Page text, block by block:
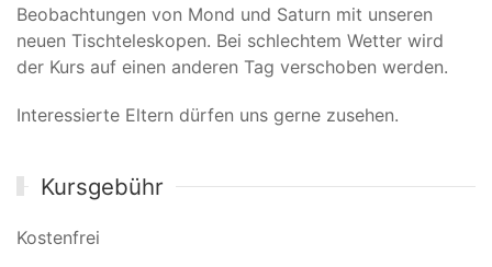
Beobachtungen von Mond und Saturn mit unseren
neuen Tischteleskopen. Bei schlechtem Wetter wird
der Kurs auf einen anderen Tag verschoben werden.
Interessierte Eltern dürfen uns gerne zusehen.
Kursgebühr
Kostenfrei